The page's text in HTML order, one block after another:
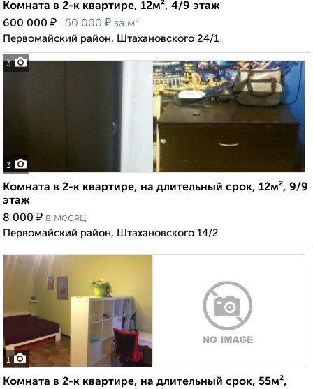
3
Комната в 2-к квартире, 12м², 4/9 этаж
600 000 ₽ 50 000 ₽ за м²
Первомайский район, Штахановского 24/1
3
Комната в 2-к квартире, на длительный срок, 12м², 9/9
этаж
8 000 ₽ в месяц
Первомайский район, Штахановского 14/2
1
Комната в 2-к квартире, на длительный срок, 55м²,